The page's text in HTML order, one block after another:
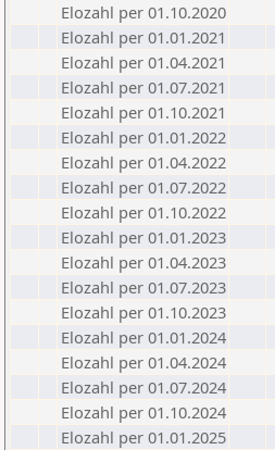
Elozahl per 01.10.2020
Elozahl per 01.01.2021
Elozahl per 01.04.2021
Elozahl per 01.07.2021
Elozahl per 01.10.2021
Elozahl per 01.01.2022
Elozahl per 01.04.2022
Elozahl per 01.07.2022
Elozahl per 01.10.2022
Elozahl per 01.01.2023
Elozahl per 01.04.2023
Elozahl per 01.07.2023
Elozahl per 01.10.2023
Elozahl per 01.01.2024
Elozahl per 01.04.2024
Elozahl per 01.07.2024
Elozahl per 01.10.2024
Elozahl per 01.01.2025